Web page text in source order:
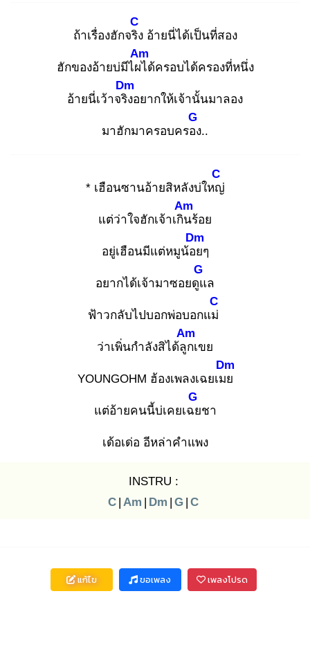
ถ้าเรื่องฮักจริง
C
อ้ายนี่ได้เป็นที่สอง
ฮักของอ้ายบ่มีไผไ
Am
ด้ครอบได้ครองที่หนึ่ง
อ้ายนี่เว้าจริง
Dm
อยากให้เจ้านั้นมาลอง
มาฮักมาครอบครอง
G
..
* เฮือนซานอ้ายสิหลังบ่ใหญ่
C
แต่ว่าใจฮักเจ้าเกิน
Am
ร้อย
อยู่เฮือนมีแต่หมูน้อย
Dm
ๆ
อยากได้เจ้ามาซอยดูแ
G
ล
ฟ้าวกลับไปบอกพ่อบอกแม่
C
ว่าเพิ่นกำลังสิได้ลูก
Am
เขย
YOUNGOHM ฮ้องเพลงเฉยเมย
Dm
แต่อ้ายคนนี้บ่เคยเฉย
G
ชา
เด้อเด่อ อีหล่าคำแพง
INSTRU :
C | Am | Dm | G | C
แก้ไข ขอเพลง เพลงโปรด